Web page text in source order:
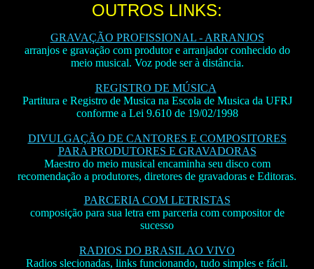
OUTROS LINKS:
GRAVAÇÃO PROFISSIONAL - ARRANJOS
arranjos e gravação com produtor e arranjador conhecido do
meio musical. Voz pode ser à distância.
REGISTRO DE MÚSICA
Partitura e Registro de Musica na Escola de Musica da UFRJ
conforme a Lei 9.610 de 19/02/1998
DIVULGAÇÃO DE CANTORES E COMPOSITORES
PARA PRODUTORES E GRAVADORAS
Maestro do meio musical encaminha seu disco com
recomendação a produtores, diretores de gravadoras e Editoras.
PARCERIA COM LETRISTAS
composição para sua letra em parceria com compositor de
sucesso
RADIOS DO BRASIL AO VIVO
Radios slecionadas, links funcionando, tudo simples e fácil.